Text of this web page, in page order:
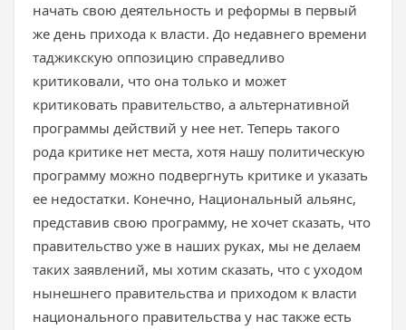
начать свою деятельность и реформы в первый
же день прихода к власти. До недавнего времени
таджикскую оппозицию справедливо
критиковали, что она только и может
критиковать правительство, а альтернативной
программы действий у нее нет. Теперь такого
рода критике нет места, хотя нашу политическую
программу можно подвергнуть критике и указать
ее недостатки. Конечно, Национальный альянс,
представив свою программу, не хочет сказать, что
правительство уже в наших руках, мы не делаем
таких заявлений, мы хотим сказать, что с уходом
нынешнего правительства и приходом к власти
национального правительства у нас также есть